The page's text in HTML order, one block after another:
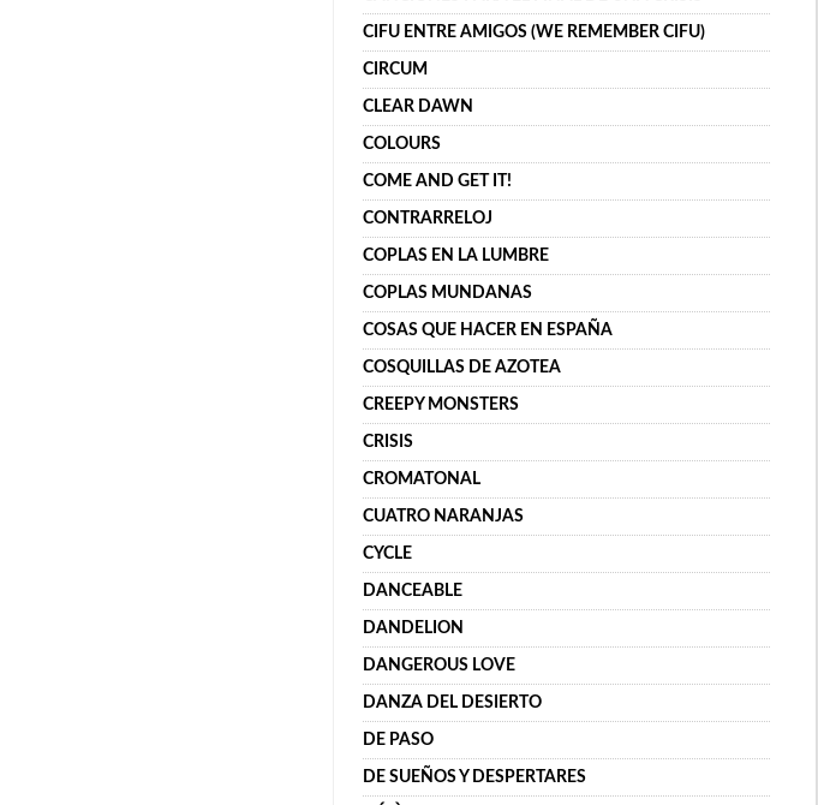
CIFU ENTRE AMIGOS (WE REMEMBER CIFU)
CIRCUM
CLEAR DAWN
COLOURS
COME AND GET IT!
CONTRARRELOJ
COPLAS EN LA LUMBRE
COPLAS MUNDANAS
COSAS QUE HACER EN ESPAÑA
COSQUILLAS DE AZOTEA
CREEPY MONSTERS
CRISIS
CROMATONAL
CUATRO NARANJAS
CYCLE
DANCEABLE
DANDELION
DANGEROUS LOVE
DANZA DEL DESIERTO
DE PASO
DE SUEÑOS Y DESPERTARES